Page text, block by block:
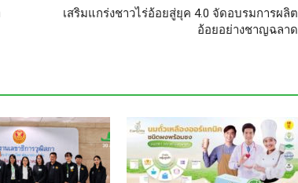
เสริมแกร่งชาวไร่อ้อยสู่ยุค 4.0 จัดอบรมการผลิต
อ้อยอย่างชาญฉลาด